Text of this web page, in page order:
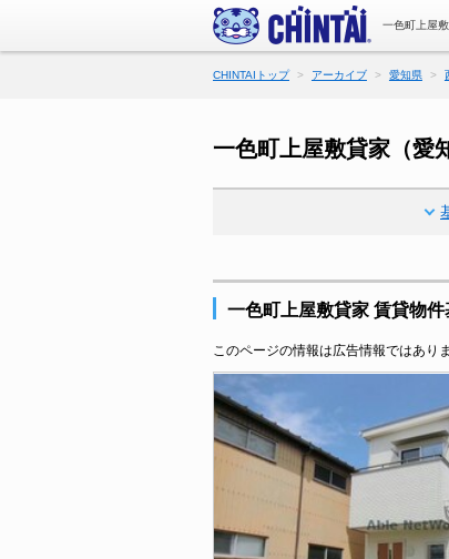
一色町上屋
CHINTAIトップ アーカイブ 愛知県
一色町上屋敷貸家（愛
一色町上屋敷貸家 賃貸物件
このページの情報は広告情報ではあり